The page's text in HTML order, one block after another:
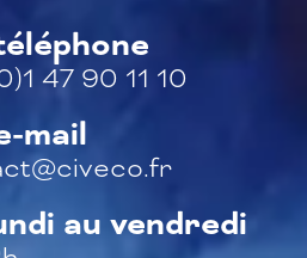
47 90 11 10
mail
au vendredi